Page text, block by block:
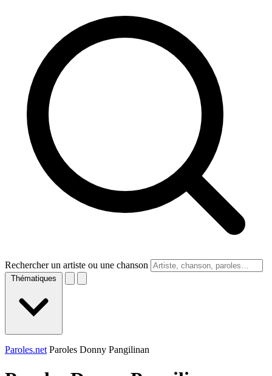
Rechercher un artiste ou une chanson
Thématiques
Paroles.net Paroles Donny Pangilinan